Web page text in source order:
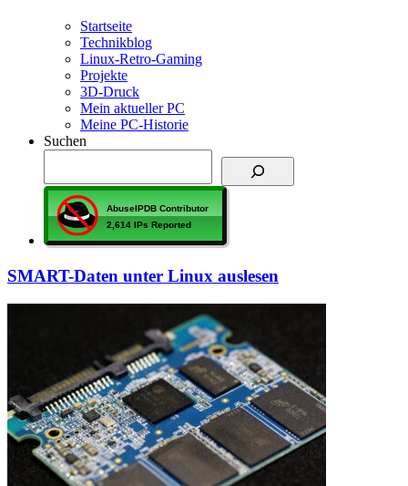
Startseite
Technikblog
Linux-Retro-Gaming
Projekte
3D-Druck
Mein aktueller PC
Meine PC-Historie
Suchen
SMART-Daten unter Linux auslesen